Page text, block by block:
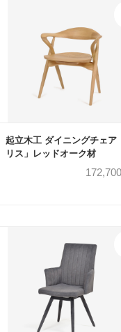
起立木工 ダイニングチェア
リス」レッドオーク材
172,700